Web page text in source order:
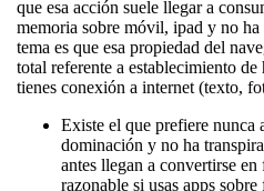
que esa acción suele llegar a
memoria sobre móvil, ipad y no
tema es que esa propiedad del
total referente a establecimiento
tienes conexión a internet (texto,
Existe el que prefiere nunca
dominación y no ha
antes llegan a convertirse
razonable si usas apps